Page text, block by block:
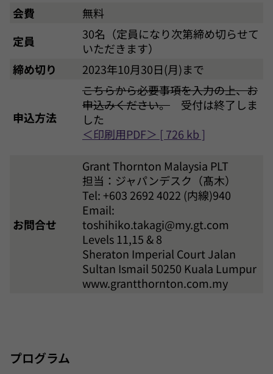
会費
無料
定員
30名（定員になり次第締め切らせて
いただきます）
締め切り
2023年10月30日(月)まで
申込方法
こちらから必要事項を入力の上、お
申込みください。 受付は終了しま
した
＜印刷用PDF＞ [ 726 kb ]
お問合せ
Grant Thornton Malaysia PLT
担当：ジャパンデスク（髙木）
Tel: +603 2692 4022 (内線)940
Email:
toshihiko.takagi@my.gt.com
Levels 11,15 & 8
Sheraton Imperial Court Jalan
Sultan Ismail 50250 Kuala Lumpur
www.grantthornton.com.my
プログラム